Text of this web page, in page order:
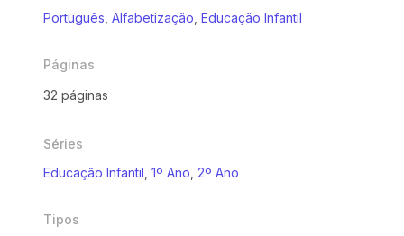
Português Alfabetização Educação Infantil
Páginas
32 páginas
Séries
Educação Infantil 1º Ano 2º Ano
Tipos